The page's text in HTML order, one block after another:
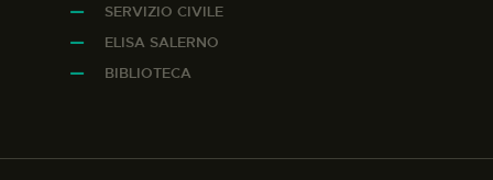
SERVIZIO CIVILE
ELISA SALERNO
BIBLIOTECA